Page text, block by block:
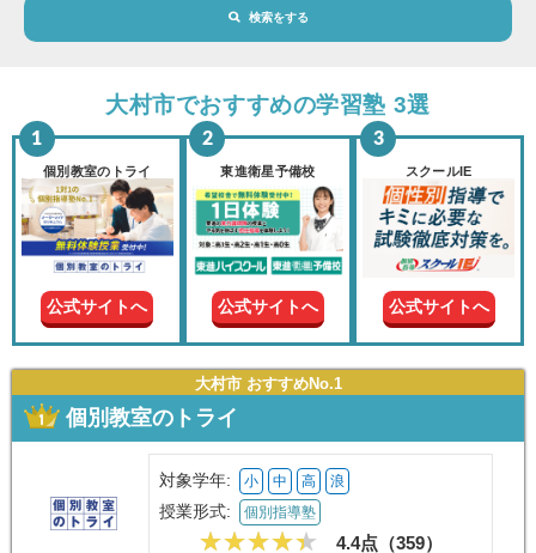
検索をする
地域・駅 大村市エリア
選択されていません
市区町村 選択されていません 変更
現在の
学年
授業形
式
この条件で絞り込む
大村市でおすすめの学習塾 3選
個別教室のトライ
公式サイトへ
東進衛星予備校
公式サイトへ
スクールIE
公式サイトへ
大村市 おすすめNo.1
個別教室のトライ
対象学年: 小 中 高 浪
授業形式: 個別指導塾
4.4点（359）